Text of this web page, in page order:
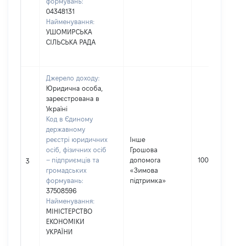
04348131
Найменування:
УШОМИРСЬКА
СІЛЬСЬКА РАДА
3
Джерело доходу:
Юридична особа,
зареєстрована в
Україні
Код в Єдиному
державному
реєстрі юридичних
осіб, фізичних осіб
– підприємців та
громадських
формувань:
37508596
Найменування:
МІНІСТЕРСТВО
ЕКОНОМІКИ
УКРАЇНИ
Інше
Грошова
допомога
«Зимова
підтримка»
1000